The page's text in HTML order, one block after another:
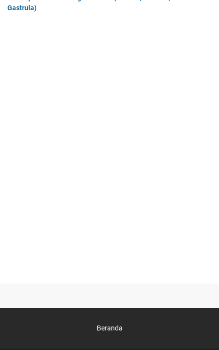
Gastrula)
Beranda